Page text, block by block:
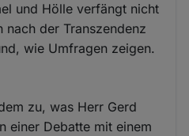
und Hölle verfängt nicht
nach der Transzendenz
wie Umfragen zeigen.
zu, was Herr Gerd
einer Debatte mit einem